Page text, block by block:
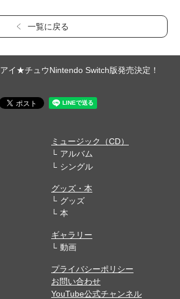
一覧に戻る
アイ★チュウNintendo Switch版発売決定！
ミュージック（CD）
アルバム
シングル
グッズ・本
グッズ
本
ギャラリー
動画
プライバシーポリシー
お問い合わせ
YouTube公式チャンネル